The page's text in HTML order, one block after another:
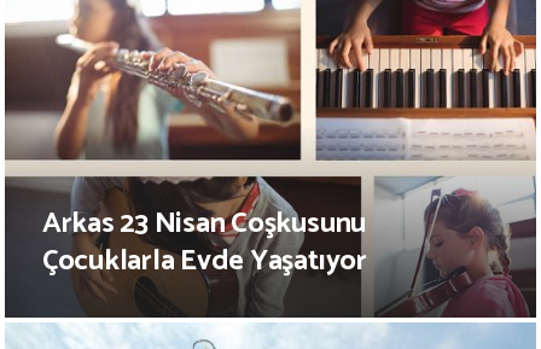
Arkas 23 Nisan Coşkusunu
Çocuklarla Evde Yaşatıyor